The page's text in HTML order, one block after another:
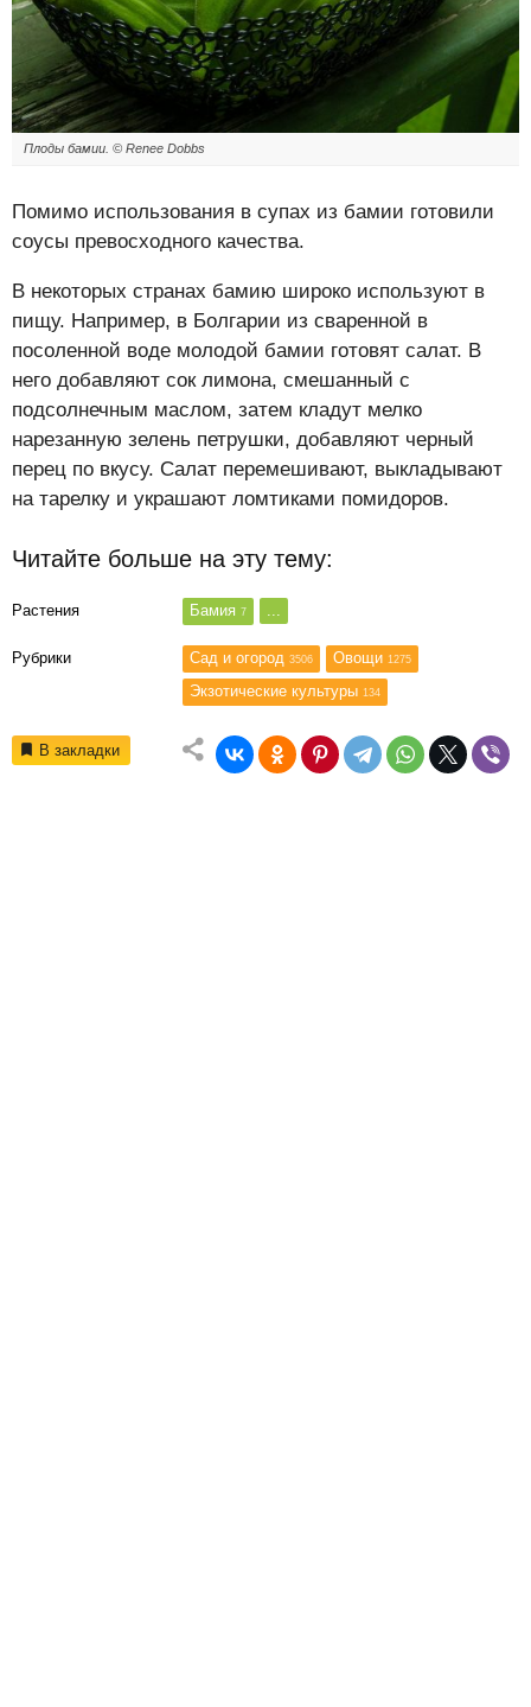
Плоды бамии. © Renee Dobbs
Помимо использования в супах из бамии готовили
соусы превосходного качества.
В некоторых странах бамию широко используют в
пищу. Например, в Болгарии из сваренной в
посоленной воде молодой бамии готовят салат. В
него добавляют сок лимона, смешанный с
подсолнечным маслом, затем кладут мелко
нарезанную зелень петрушки, добавляют черный
перец по вкусу. Салат перемешивают, выкладывают
на тарелку и украшают ломтиками помидоров.
Читайте больше на эту тему:
Растения Бамия 7 ...
Рубрики Сад и огород 3506 Овощи 1275
Экзотические культуры 134
В закладки